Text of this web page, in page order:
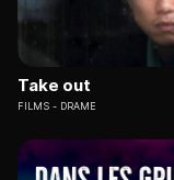
Take out
FILMS DRAME